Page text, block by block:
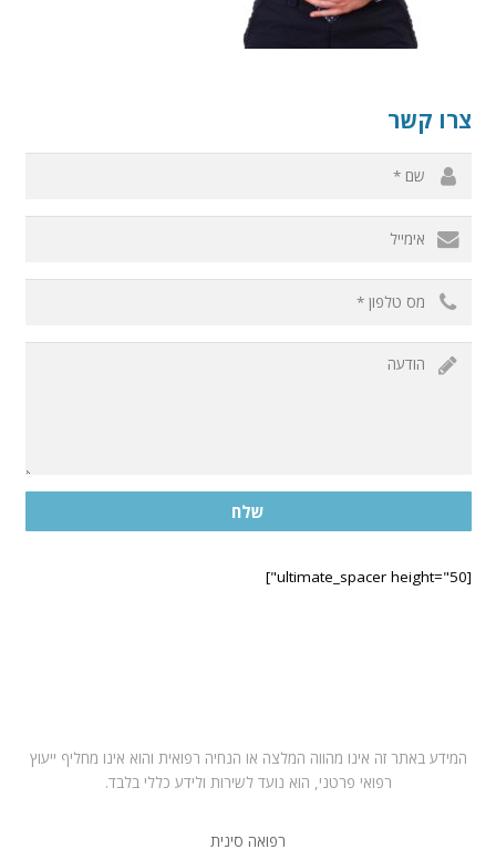
צרו קשר
שלח
[ultimate_spacer height="50"]
המידע באתר זה אינו מהווה המלצה או הנחיה רפואית והוא אינו מחליף ייעוץ
רפואי פרטני, הוא נועד לשירות ולידע כללי בלבד.
רפואה סינית